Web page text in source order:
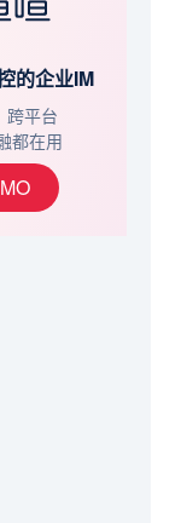
的企业IM
跨平台
都在用